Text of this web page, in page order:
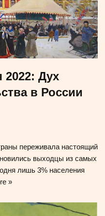
2022: Дух
в России
переживала настоящий
выходцы из самых
лишь 3% населения
»